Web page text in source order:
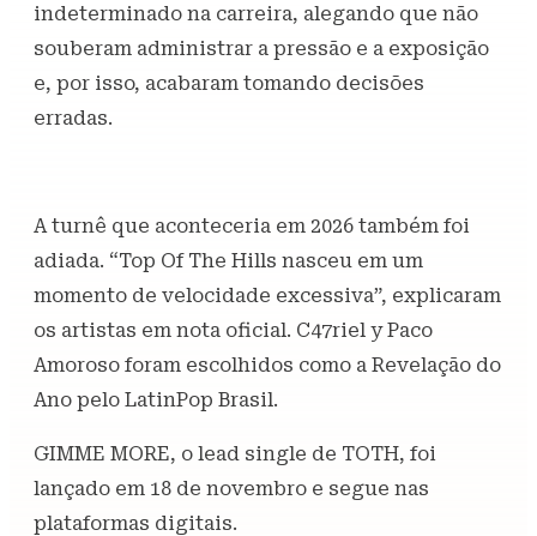
indeterminado na carreira, alegando que não
souberam administrar a pressão e a exposição
e, por isso, acabaram tomando decisões
erradas.
A turnê que aconteceria em 2026 também foi
adiada. “Top Of The Hills nasceu em um
momento de velocidade excessiva”, explicaram
os artistas em nota oficial. C47riel y Paco
Amoroso foram escolhidos como a Revelação do
Ano pelo LatinPop Brasil.
GIMME MORE, o lead single de TOTH, foi
lançado em 18 de novembro e segue nas
plataformas digitais.